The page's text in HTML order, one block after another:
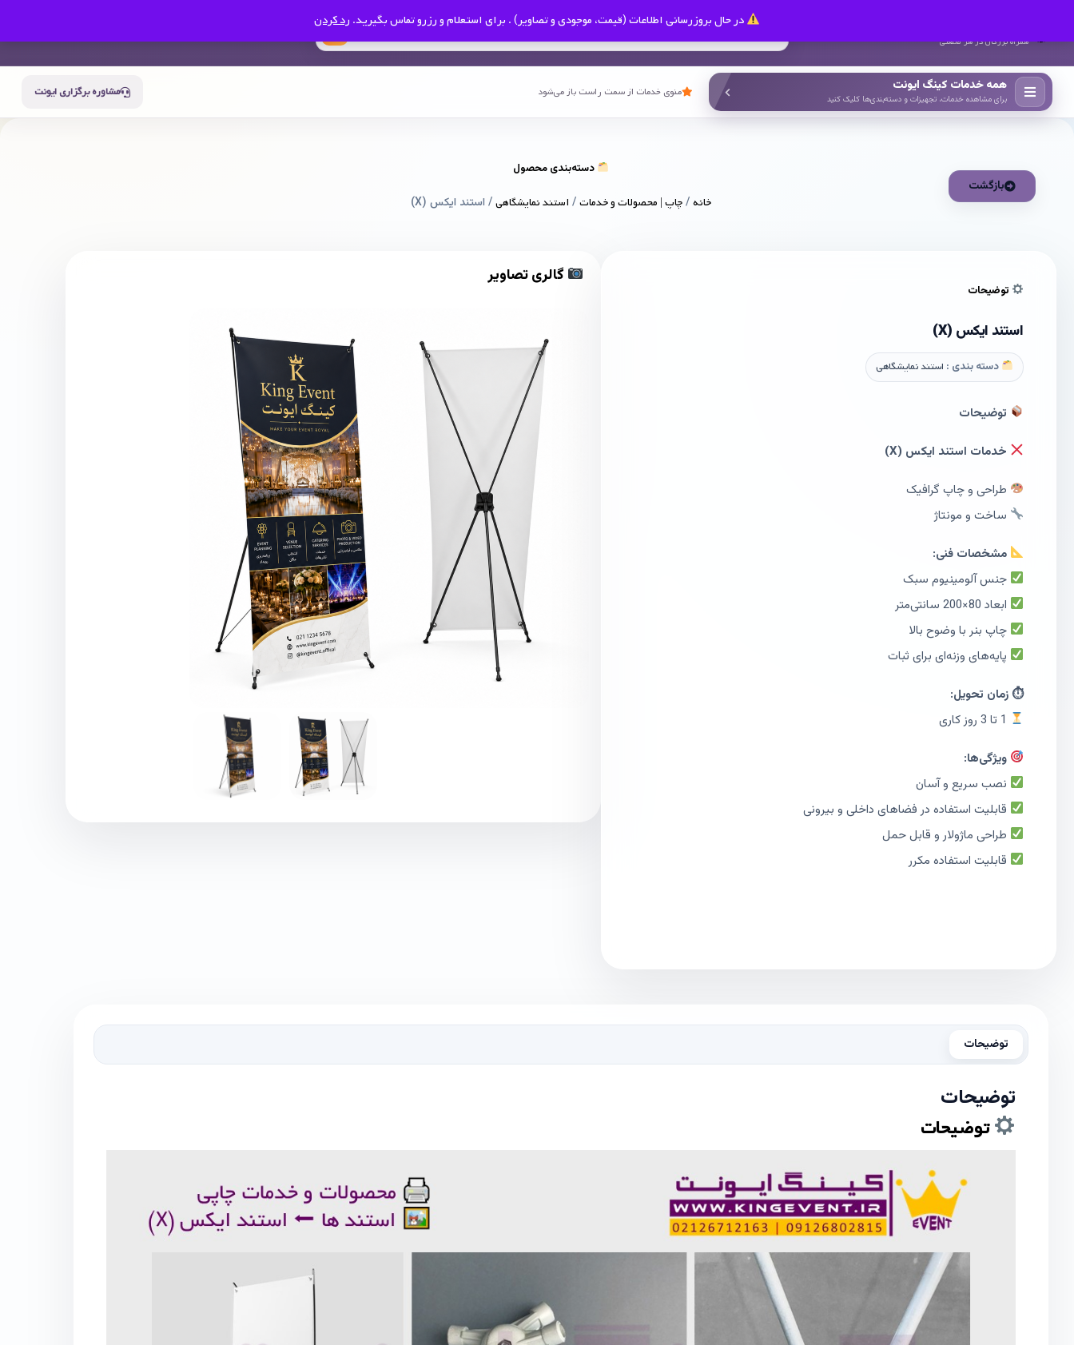
در حال بروزرسانی اطلاعات (قیمت، موجودی و تصاویر) . برای استعلام و رزرو تماس بگیرید. رد کردن
همراه بزرگان در هر صنعتی
همه خدمات کینگ ایونت
برای مشاهده خدمات، تجهیزات و دسته‌بندی‌ها کلیک کنید
منوی خدمات از سمت راست باز می‌شود مشاوره برگزاری ایونت
بازگشت
دسته‌بندی محصول
خانه/چاپ | محصولات و خدمات/ استند نمایشگاهی/ استند ایکس (X)
گالری تصاویر
توضیحات
استند ایکس (X)
دسته بندی : استند نمایشگاهی
توضیحات
خدمات استند ایکس (X)
طراحی و چاپ گرافیک
ساخت و مونتاژ
مشخصات فنی:
جنس آلومینیوم سبک
ابعاد 80×200 سانتی‌متر
چاپ بنر با وضوح بالا
پایه‌های وزنه‌ای برای ثبات
⏱ زمان تحویل:
ویژگی‌ها:
نصب سریع و آسان
قابلیت استفاده در فضاهای داخلی و بیرونی
طراحی ماژولار و قابل حمل
قابلیت استفاده مکرر
توضیحات
توضیحات
توضیحات